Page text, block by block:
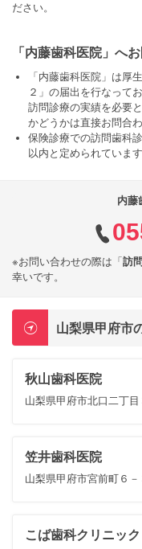
ださい。
「内藤歯科医院」へ
「内藤歯科医院」は厚
２」の届出を行なって
訪問診療の実績を必要
かどうかは直接お問合
保険診療での訪問歯科
以内と定められていま
内藤
※お問い合わせの際は「訪
幸いです。
山梨県甲府市
秋山歯科医院
山梨県甲府市北口二丁目
笠井歯科医院
山梨県甲府市宮前町６－
こば歯科クリニック